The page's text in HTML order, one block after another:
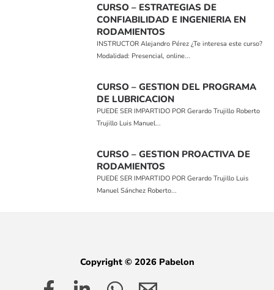
CURSO – ESTRATEGIAS DE
CONFIABILIDAD E INGENIERIA EN
RODAMIENTOS
INSTRUCTOR Alejandro Pérez ¿Te interesa este curso?
Modalidad: Presencial, online...
CURSO – GESTION DEL PROGRAMA
DE LUBRICACION
PUEDE SER IMPARTIDO POR Gerardo Trujillo Roberto
Trujillo Luis Manuel...
CURSO – GESTION PROACTIVA DE
RODAMIENTOS
PUEDE SER IMPARTIDO POR Gerardo Trujillo Luis
Manuel Sánchez Roberto...
Copyright © 2026 Pabelon